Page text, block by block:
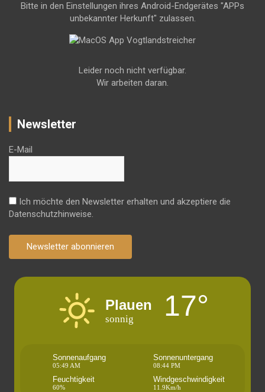
Bitte in den Einstellungen ihres Android-Endgerätes "APPs
unbekannter Herkunft" zulassen.
Leider noch nicht verfügbar.
Wir arbeiten daran.
Newsletter
E-Mail
Ich möchte den Newsletter erhalten und akzeptiere die
Datenschutzhinweise.
Newsletter abonnieren
Plauen
sonnig 17°
Sonnenaufgang
05:49 AM
Sonnenuntergang
08:44 PM
Feuchtigkeit
60%
Windgeschwindigkeit
11.9Km/h